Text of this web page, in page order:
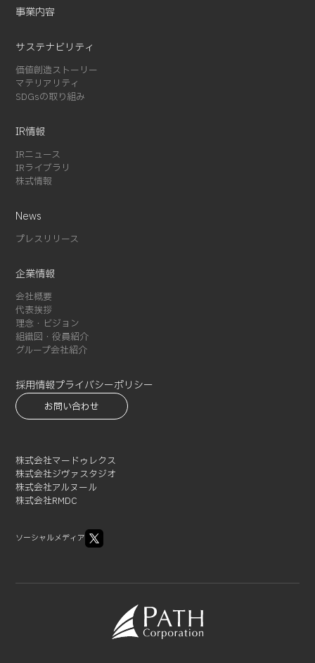
2024-08 (5)
2024-03 (2)
2024-02 (3)
2024-01 (1)
2023-08 (1)
2023-07 (2)
2023-06 (2)
2023-05 (1)
2022-05 (3)
2022-01 (1)
2021-12 (1)
2021-10 (3)
2021-09 (1)
2021-08 (3)
2021-07 (3)
2021-06 (1)
2021-05 (3)
2021-03 (2)
2021-02 (1)
事業内容
サステナビリティ
価値創造ストーリー
マテリアリティ
SDGsの取り組み
IR情報
IRニュース
IRライブラリ
株式情報
News
プレスリリース
企業情報
会社概要
代表挨拶
理念・ビジョン
組織図・役員紹介
グループ会社紹介
採用情報プライバシーポリシー
お問い合わせ
株式会社マードゥレクス
株式会社ジヴァスタジオ
株式会社アルヌール
株式会社RMDC
ソーシャルメディア